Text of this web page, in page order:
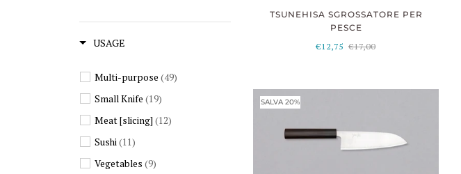
USAGE
Multi-purpose (49)
Small Knife (19)
Meat [slicing] (12)
Sushi(11)
Vegetables (9)
TSUNEHISA SGROSSATORE PER
PESCE
€12,75 €17,00
SALVA 20%